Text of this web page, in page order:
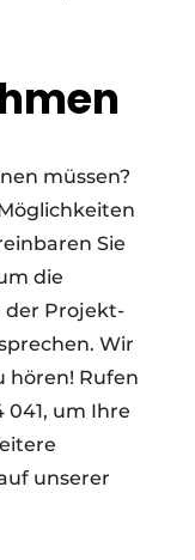
müssen?
Sie
die
der Projekt-
Wir
hören! Rufen
041, um Ihre
unserer